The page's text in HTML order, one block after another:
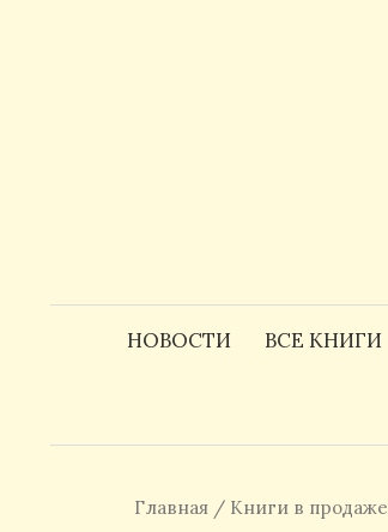
НОВОСТИ ВСЕ КНИГИ
Главная / Книги в продаже